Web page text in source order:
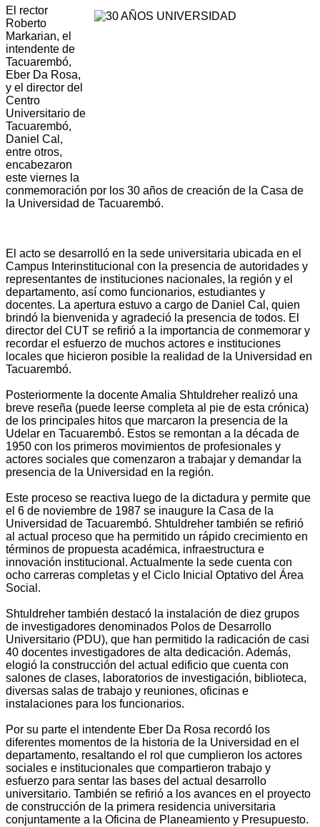
El rector
Roberto
Markarian, el
intendente de
Tacuarembó,
Eber Da Rosa,
y el director del
Centro
Universitario de
Tacuarembó,
Daniel Cal,
entre otros,
encabezaron
este viernes la
conmemoración por los 30 años de creación de la Casa de
la Universidad de Tacuarembó.
El acto se desarrolló en la sede universitaria ubicada en el
Campus Interinstitucional con la presencia de autoridades y
representantes de instituciones nacionales, la región y el
departamento, así como funcionarios, estudiantes y
docentes. La apertura estuvo a cargo de Daniel Cal, quien
brindó la bienvenida y agradeció la presencia de todos. El
director del CUT se refirió a la importancia de conmemorar y
recordar el esfuerzo de muchos actores e instituciones
locales que hicieron posible la realidad de la Universidad en
Tacuarembó.
Posteriormente la docente Amalia Shtuldreher realizó una
breve reseña (puede leerse completa al pie de esta crónica)
de los principales hitos que marcaron la presencia de la
Udelar en Tacuarembó. Estos se remontan a la década de
1950 con los primeros movimientos de profesionales y
actores sociales que comenzaron a trabajar y demandar la
presencia de la Universidad en la región.
Este proceso se reactiva luego de la dictadura y permite que
el 6 de noviembre de 1987 se inaugure la Casa de la
Universidad de Tacuarembó. Shtuldreher también se refirió
al actual proceso que ha permitido un rápido crecimiento en
términos de propuesta académica, infraestructura e
innovación institucional. Actualmente la sede cuenta con
ocho carreras completas y el Ciclo Inicial Optativo del Área
Social.
Shtuldreher también destacó la instalación de diez grupos
de investigadores denominados Polos de Desarrollo
Universitario (PDU), que han permitido la radicación de casi
40 docentes investigadores de alta dedicación. Además,
elogió la construcción del actual edificio que cuenta con
salones de clases, laboratorios de investigación, biblioteca,
diversas salas de trabajo y reuniones, oficinas e
instalaciones para los funcionarios.
Por su parte el intendente Eber Da Rosa recordó los
diferentes momentos de la historia de la Universidad en el
departamento, resaltando el rol que cumplieron los actores
sociales e institucionales que compartieron trabajo y
esfuerzo para sentar las bases del actual desarrollo
universitario. También se refirió a los avances en el proyecto
de construcción de la primera residencia universitaria
conjuntamente a la Oficina de Planeamiento y Presupuesto.